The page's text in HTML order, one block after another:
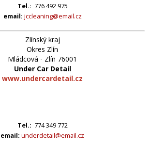
Tel.: 776 492 975
email: jccleaning@email.cz
Zlínský kraj
Okres Zlín
Mládcová - Zlín 76001
Under Car Detail
www.undercardetail.cz
Tel.: 774 349 772
email:underdetail@email.cz